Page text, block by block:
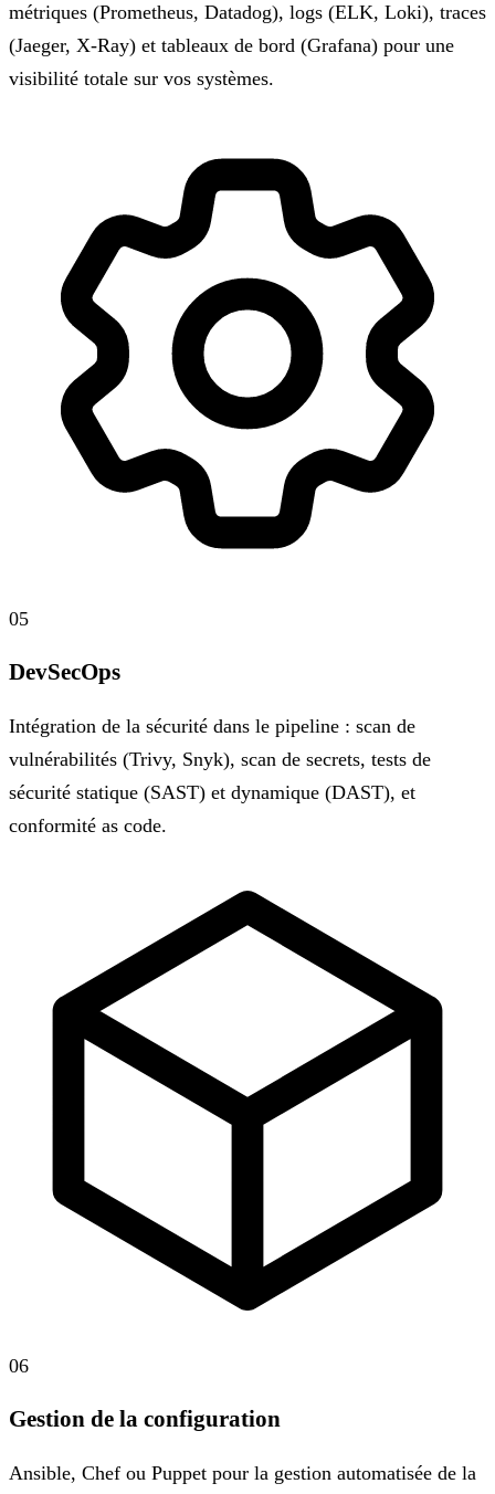
métriques (Prometheus, Datadog), logs (ELK, Loki), traces
(Jaeger, X-Ray) et tableaux de bord (Grafana) pour une
visibilité totale sur vos systèmes.
05
DevSecOps
Intégration de la sécurité dans le pipeline : scan de
vulnérabilités (Trivy, Snyk), scan de secrets, tests de
sécurité statique (SAST) et dynamique (DAST), et
conformité as code.
06
Gestion de la configuration
Ansible, Chef ou Puppet pour la gestion automatisée de la